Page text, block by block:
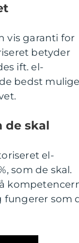
vis garanti for
betyder
ift. el-
bedst mulige
de skal
el-
som de skal.
fungerer som